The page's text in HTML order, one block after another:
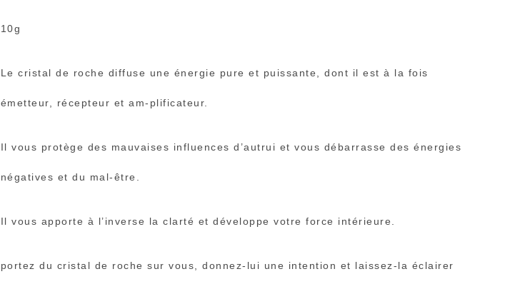
10g
Le cristal de roche diffuse une énergie pure et puissante, dont il est à la fois
émetteur, récepteur et am-plificateur.
Il vous protège des mauvaises influences d’autrui et vous débarrasse des énergies
négatives et du mal-être.
Il vous apporte à l’inverse la clarté et développe votre force intérieure.
portez du cristal de roche sur vous, donnez-lui une intention et laissez-la éclairer